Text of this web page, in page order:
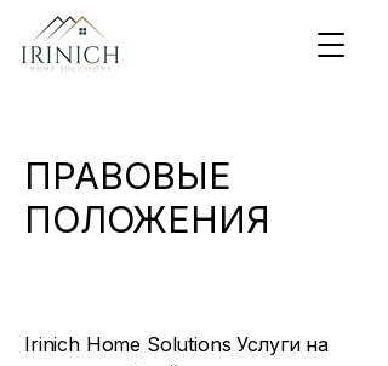
ПРАВОВЫЕ
ПОЛОЖЕНИЯ
Irinich Home Solutions Услуги на